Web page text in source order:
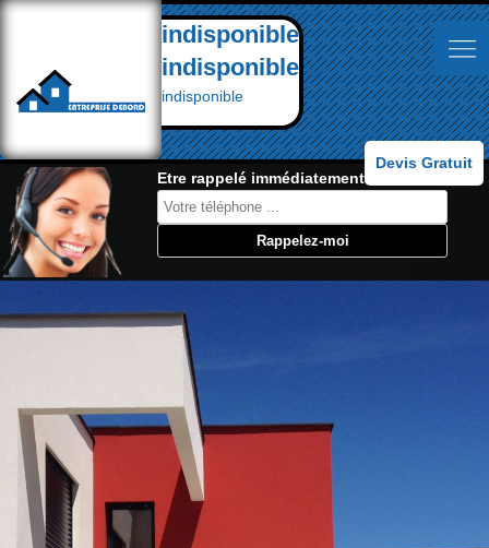
indisponible
indisponible
indisponible
Devis Gratuit
Etre rappelé immédiatement: